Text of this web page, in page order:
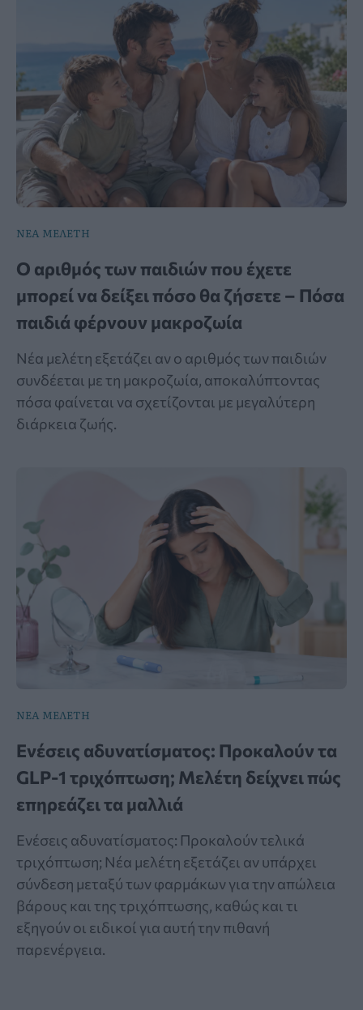
ΝΕΑ ΜΕΛΕΤΗ
Ο αριθμός των παιδιών που έχετε
μπορεί να δείξει πόσο θα ζήσετε – Πόσα
παιδιά φέρνουν μακροζωία
Νέα μελέτη εξετάζει αν ο αριθμός των παιδιών
συνδέεται με τη μακροζωία, αποκαλύπτοντας
πόσα φαίνεται να σχετίζονται με μεγαλύτερη
διάρκεια ζωής.
ΝΕΑ ΜΕΛΕΤΗ
Ενέσεις αδυνατίσματος: Προκαλούν τα
GLP-1 τριχόπτωση; Μελέτη δείχνει πώς
επηρεάζει τα μαλλιά
Ενέσεις αδυνατίσματος: Προκαλούν τελικά
τριχόπτωση; Νέα μελέτη εξετάζει αν υπάρχει
σύνδεση μεταξύ των φαρμάκων για την απώλεια
βάρους και της τριχόπτωσης, καθώς και τι
εξηγούν οι ειδικοί για αυτή την πιθανή
παρενέργεια.